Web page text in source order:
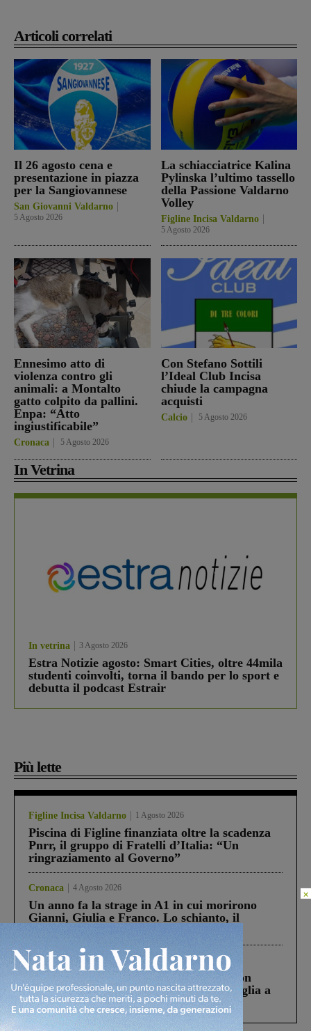
Articoli correlati
Il 26 agosto cena e
presentazione in piazza
per la Sangiovannese
San Giovanni Valdarno
5 Agosto 2026
La schiacciatrice Kalina
Pylinska l’ultimo tassello
della Passione Valdarno
Volley
Figline Incisa Valdarno
5 Agosto 2026
Ennesimo atto di
violenza contro gli
animali: a Montalto
gatto colpito da pallini.
Enpa: “Atto
ingiustificabile”
Cronaca 5 Agosto 2026
Con Stefano Sottili
l’Ideal Club Incisa
chiude la campagna
acquisti
Calcio 5 Agosto 2026
In Vetrina
In vetrina 3 Agosto 2026
Estra Notizie agosto: Smart Cities, oltre 44mila
studenti coinvolti, torna il bando per lo sport e
debutta il podcast Estrair
Più lette
Figline Incisa Valdarno 1 Agosto 2026
Piscina di Figline finanziata oltre la scadenza
Pnrr, il gruppo di Fratelli d’Italia: “Un
ringraziamento al Governo”
Cronaca 4 Agosto 2026
Un anno fa la strage in A1 in cui morirono
Gianni, Giulia e Franco. Lo schianto, il
Cronaca 3 Agosto 2026
Scomparso da una struttura di Castiglion
Fiorentino l’uomo che aveva ucciso la figlia a
Levane nel 2020
×